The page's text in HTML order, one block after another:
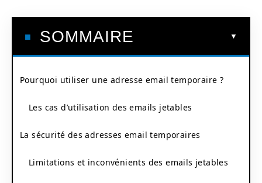
SOMMAIRE
Pourquoi utiliser une adresse email temporaire ?
Les cas d’utilisation des emails jetables
La sécurité des adresses email temporaires
Limitations et inconvénients des emails jetables